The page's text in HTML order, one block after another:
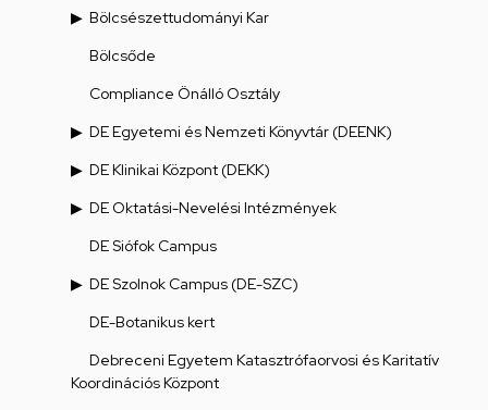
Bölcsészettudományi Kar
Bölcsőde
Compliance Önálló Osztály
DE Egyetemi és Nemzeti Könyvtár (DEENK)
DE Klinikai Központ (DEKK)
DE Oktatási-Nevelési Intézmények
DE Siófok Campus
DE Szolnok Campus (DE-SZC)
DE-Botanikus kert
Debreceni Egyetem Katasztrófaorvosi és Karitatív
Koordinációs Központ